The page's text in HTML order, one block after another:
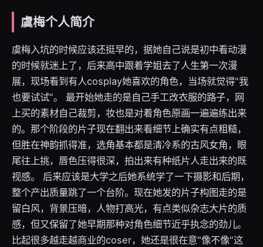
虞梅个人简介
虞梅入坑的时候应该还挺早的，据她自己说是初中看动漫
的时候就迷上了，后来高中跟着学姐去了人生第一次漫
展，现场看到有人cosplay她喜欢的角色，当场就觉得"我
也要试试"。 最开始她走的是自己手工改衣服的路子，网
上买的素材自己裁剪，妆也是对着角色原画一遍遍练出来
的。那个阶段的片子现在翻出来看细节上确实有点粗糙，
但胜在神韵抓得准，选角基本都是清冷系的古风女角，眼
尾往上挑，唇色压得很深，拍出来有种纸片人走出来的既
视感。 后来应该是大学之后她系统学了一下摄影和后期，
整个产出质量跳了一个台阶。现在她发的片子构图走的是
留白风，背景压暗，人物打高光，有点类似杂志大片的质
感，但又保留了她早期那种对角色细节近乎执念的劲儿。
比起很多越走越商业的coser，她还是很在意"像不像"这